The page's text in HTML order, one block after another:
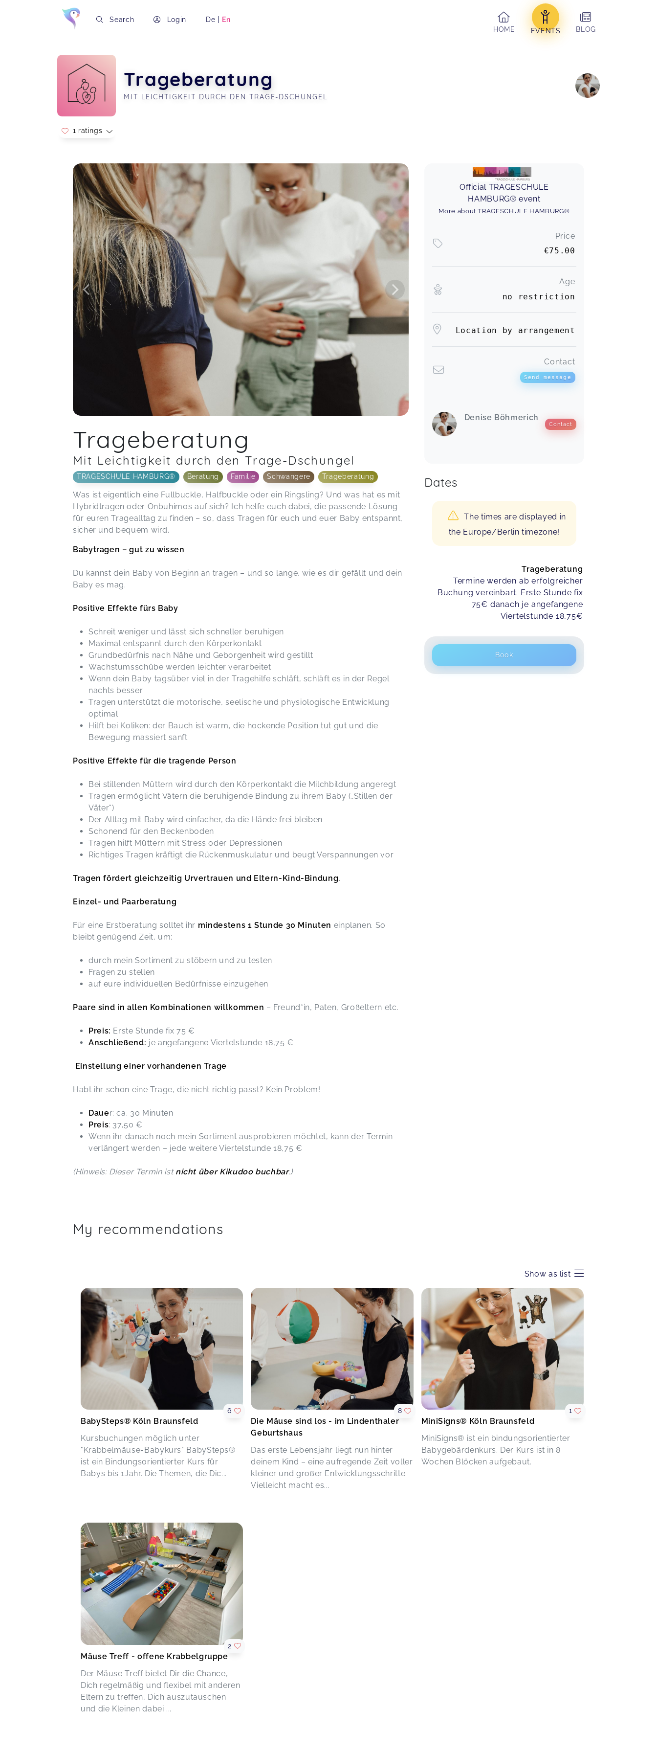
Search Login De | En
HOME
EVENTS BLOG
Trageberatung
MIT LEICHTIGKEIT DURCH DEN TRAGE-DSCHUNGEL
1 ratings
Liebe Denise, ich bin mit dem
Tragetuch mega zufrieden. Die
kleinen haben tatsächlich auch noch
nie geklagt, wenn ich sie reingepackt
habe. Zum beruhigen trage ich es oft
in der Wohnung und auch beim
spazierengehen. Bisher meist mit
einem Zwillilng, der oder die andere
dann im Wagen. Beide zu tragen
gelingt mir zwar aber damit fühle ich
mich (noch) nicht so sicher.
Pierre, Aug 29
Trageberatung
Mit Leichtigkeit durch den Trage-Dschungel
TRAGESCHULE HAMBURG® Beratung Familie Schwangere Trageberatung
Was ist eigentlich eine Fullbuckle, Halfbuckle oder ein Ringsling? Und was hat es mit
Hybridtragen oder Onbuhimos auf sich? Ich helfe euch dabei, die passende Lösung
für euren Tragealltag zu finden – so, dass Tragen für euch und euer Baby entspannt,
sicher und bequem wird.
Babytragen – gut zu wissen
Du kannst dein Baby von Beginn an tragen – und so lange, wie es dir gefällt und dein
Baby es mag.
Positive Effekte fürs Baby
Schreit weniger und lässt sich schneller beruhigen
Maximal entspannt durch den Körperkontakt
Grundbedürfnis nach Nähe und Geborgenheit wird gestillt
Wachstumsschübe werden leichter verarbeitet
Wenn dein Baby tagsüber viel in der Tragehilfe schläft, schläft es in der Regel
nachts besser
Tragen unterstützt die motorische, seelische und physiologische Entwicklung
optimal
Hilft bei Koliken: der Bauch ist warm, die hockende Position tut gut und die
Bewegung massiert sanft
Positive Effekte für die tragende Person
Bei stillenden Müttern wird durch den Körperkontakt die Milchbildung angeregt
Tragen ermöglicht Vätern die beruhigende Bindung zu ihrem Baby („Stillen der
Väter“)
Der Alltag mit Baby wird einfacher, da die Hände frei bleiben
Schonend für den Beckenboden
Tragen hilft Müttern mit Stress oder Depressionen
Richtiges Tragen kräftigt die Rückenmuskulatur und beugt Verspannungen vor
Tragen fördert gleichzeitig Urvertrauen und Eltern-Kind-Bindung.
Einzel- und Paarberatung
Für eine Erstberatung solltet ihr mindestens 1 Stunde 30 Minuten einplanen. So
bleibt genügend Zeit, um:
durch mein Sortiment zu stöbern und zu testen
Fragen zu stellen
auf eure individuellen Bedürfnisse einzugehen
Paare sind in allen Kombinationen willkommen – Freund*in, Paten, Großeltern etc.
Preis: Erste Stunde fix 75 €
Anschließend: je angefangene Viertelstunde 18,75 €
Einstellung einer vorhandenen Trage
Habt ihr schon eine Trage, die nicht richtig passt? Kein Problem!
Dauer: ca. 30 Minuten
Preis: 37,50 €
Wenn ihr danach noch mein Sortiment ausprobieren möchtet, kann der Termin
verlängert werden – jede weitere Viertelstunde 18,75 €
(Hinweis: Dieser Termin ist nicht über Kikudoo buchbar.)
Official TRAGESCHULE
HAMBURG® event
More about TRAGESCHULE HAMBURG®
Price
€75.00
Age
no restriction
Location by arrangement
Contact
Send message
Denise Böhmerich
Contact
Dates
The times are displayed in
the Europe/Berlin timezone!
Trageberatung
Termine werden ab erfolgreicher
Buchung vereinbart. Erste Stunde fix
75€ danach je angefangene
Viertelstunde 18,75€
Book
My recommendations
Show as list
BabySteps® Köln Braunsfeld
Kursbuchungen möglich unter
"Krabbelmäuse-Babykurs" BabySteps®
ist ein Bindungsorientierter Kurs für
Babys bis 1Jahr. Die Themen, die Dic...
6
Die Mäuse sind los - im Lindenthaler
Geburtshaus
Das erste Lebensjahr liegt nun hinter
deinem Kind – eine aufregende Zeit voller
kleiner und großer Entwicklungsschritte.
Vielleicht macht es...
8
MiniSigns® Köln Braunsfeld
MiniSigns® ist ein bindungsorientierter
Babygebärdenkurs. Der Kurs ist in 8
Wochen Blöcken aufgebaut.
1
Mäuse Treff - offene Krabbelgruppe
Der Mäuse Treff bietet Dir die Chance,
Dich regelmäßig und flexibel mit anderen
Eltern zu treffen, Dich auszutauschen
und die Kleinen dabei ...
2